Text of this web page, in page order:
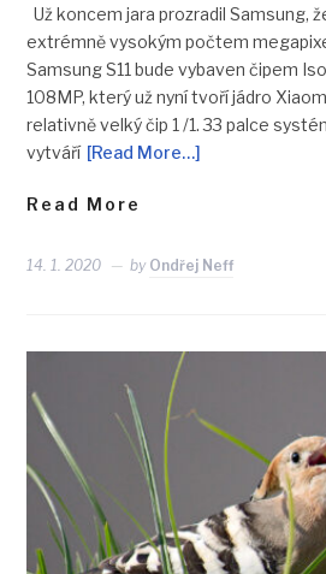
Už koncem jara prozradil Samsung,
extrémně vysokým počtem
Samsung S11 bude vybaven čipem
108MP, který už nyní tvoří jádro
relativně velký čip 1 /1. 33 palce
vytváří [Read More…]
Read More
14. 1. 2020 by Ondřej Neff